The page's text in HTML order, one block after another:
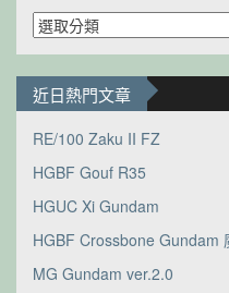
分
類
近日熱門文章
RE/100 Zaku II FZ
HGBF Gouf R35
HGUC Xi Gundam
HGBF Crossbone Gundam
MG Gundam ver.2.0